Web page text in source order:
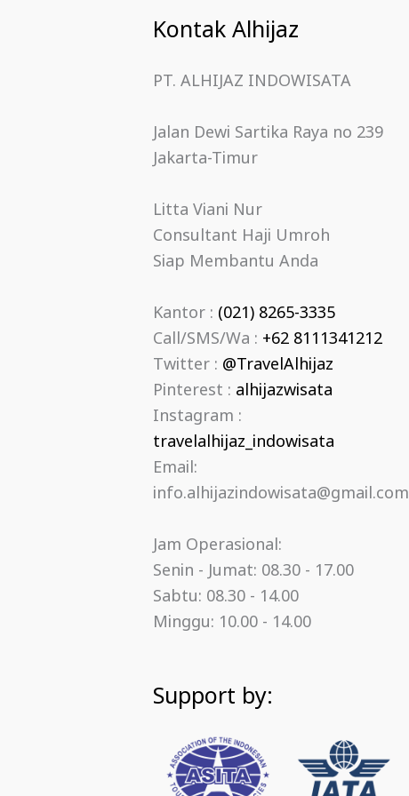
Kontak Alhijaz
PT. ALHIJAZ INDOWISATA
Jalan Dewi Sartika Raya no 239
Jakarta-Timur
Litta Viani Nur
Consultant Haji Umroh
Siap Membantu Anda
Kantor : (021) 8265-3335
Call/SMS/Wa : +62 8111341212
Twitter : @TravelAlhijaz
Pinterest : alhijazwisata
Instagram :
travelalhijaz_indowisata
Email:
info.alhijazindowisata@gmail.com
Jam Operasional:
Senin - Jumat: 08.30 - 17.00
Sabtu: 08.30 - 14.00
Minggu: 10.00 - 14.00
Support by: